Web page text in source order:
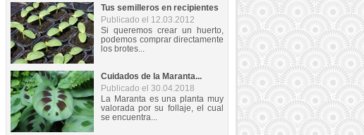
Tus semilleros en recipientes
Publicado el 12.03.2012
Si queremos crear un huerto,
podemos comprar directamente
los brotes...
Cuidados de la Maranta...
Publicado el 30.04.2018
La Maranta es una planta muy
valorada por su follaje, el cual
se encuentra...